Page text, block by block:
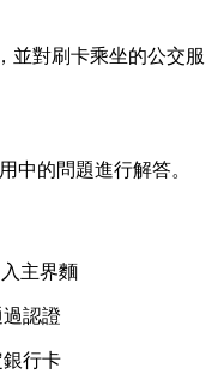
並對刷卡乘坐的公交服
中的問題進行解答。
主界麵
認證
行卡